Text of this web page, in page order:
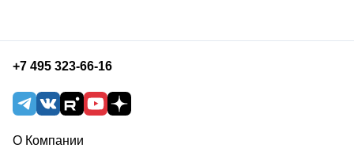
+7 495 323-66-16
О Компании